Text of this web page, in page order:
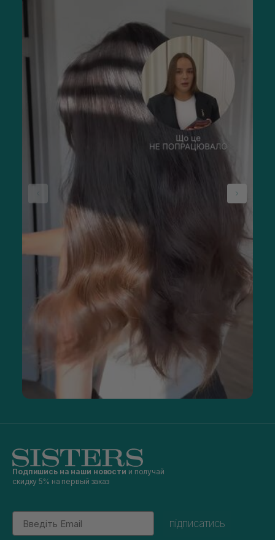
Подпишись на наши новости и получай
скидку 5% на первый заказ
Email
підписатись